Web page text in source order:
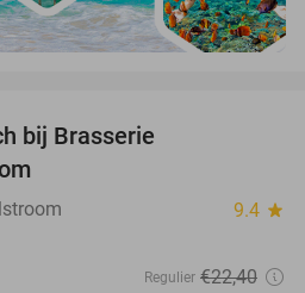
bij Brasserie
9.4 star
Regulier €22,40